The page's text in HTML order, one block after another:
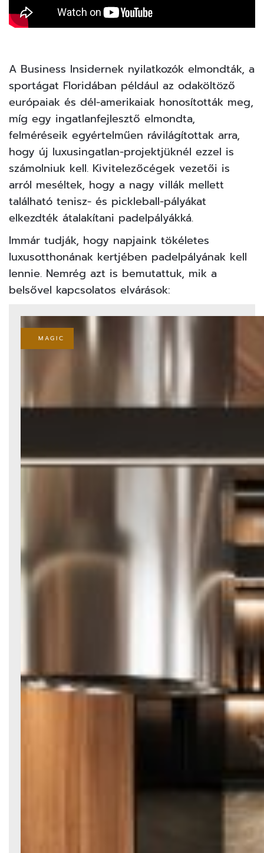
A Business Insidernek nyilatkozók elmondták, a
sportágat Floridában például az odaköltöző
európaiak és dél-amerikaiak honosították meg,
míg egy ingatlanfejlesztő elmondta,
felméréseik egyértelműen rávilágítottak arra,
hogy új luxusingatlan-projektjüknél ezzel is
számolniuk kell. Kivitelezőcégek vezetői is
arról meséltek, hogy a nagy villák mellett
található tenisz- és pickleball-pályákat
elkezdték átalakítani padelpályákká.
Immár tudják, hogy napjaink tökéletes
luxusotthonának kertjében padelpályának kell
lennie. Nemrég azt is bemutattuk, mik a
belsővel kapcsolatos elvárások:
MAGIC